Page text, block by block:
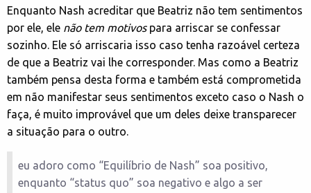
Enquanto Nash acreditar que Beatriz não tem sentimentos
por ele, ele não tem motivospara arriscar se confessar
sozinho. Ele só arriscaria isso caso tenha razoável certeza
de que a Beatriz vai lhe corresponder. Mas como a Beatriz
também pensa desta forma e também está comprometida
em não manifestar seus sentimentos exceto caso o Nash o
faça, é muito improvável que um deles deixe transparecer
a situação para o outro.
eu adoro como “Equilíbrio de Nash” soa positivo,
enquanto “status quo” soa negativo e algo a ser